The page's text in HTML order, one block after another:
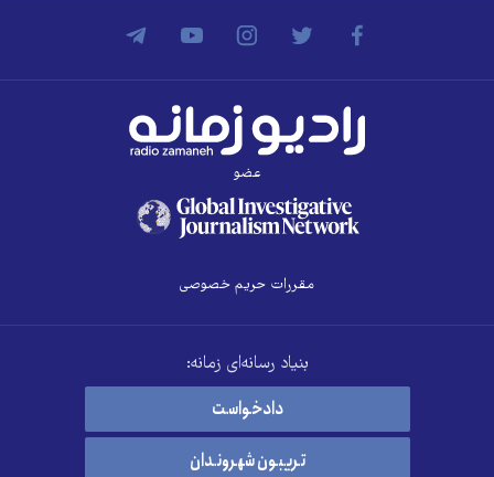
عضو
مقررات حریم خصوصی
بنیاد رسانه‌ای زمانه:
دادخواست
تریبون شهروندان